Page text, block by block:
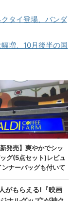
タイ登場、バンダ
増、10月後半の国